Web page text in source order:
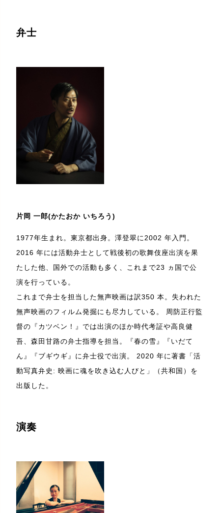
弁士
片岡 一郎(かたおか いちろう)
1977年生まれ。東京都出身。澤登翠に2002 年入門。
2016 年には活動弁士として戦後初の歌舞伎座出演を果
たした他、国外での活動も多く、これまで23 ヵ国で公
演を行っている。
これまで弁士を担当した無声映画は訳350 本。失われた
無声映画のフィルム発掘にも尽力している。 周防正行監
督の『カツベン！』では出演のほか時代考証や高良健
吾、森田甘路の弁士指導を担当。『春の雪』『いだて
ん』『ブギウギ』に弁士役で出演。 2020 年に著書「活
動写真弁史: 映画に魂を吹き込む人びと」（共和国）を
出版した。
演奏